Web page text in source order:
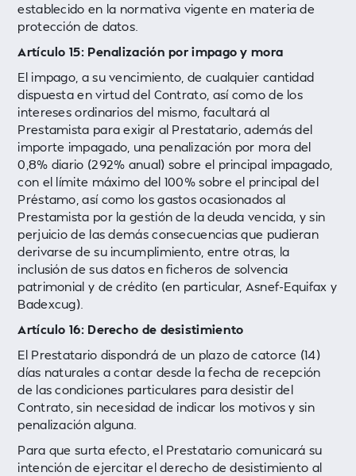
establecido en la normativa vigente en materia de
protección de datos.
Artículo 15: Penalización por impago y mora
El impago, a su vencimiento, de cualquier cantidad
dispuesta en virtud del Contrato, así como de los
intereses ordinarios del mismo, facultará al
Prestamista para exigir al Prestatario, además del
importe impagado, una penalización por mora del
0,8% diario (292% anual) sobre el principal impagado,
con el límite máximo del 100% sobre el principal del
Préstamo, así como los gastos ocasionados al
Prestamista por la gestión de la deuda vencida, y sin
perjuicio de las demás consecuencias que pudieran
derivarse de su incumplimiento, entre otras, la
inclusión de sus datos en ficheros de solvencia
patrimonial y de crédito (en particular, Asnef-Equifax y
Badexcug).
Artículo 16: Derecho de desistimiento
El Prestatario dispondrá de un plazo de catorce (14)
días naturales a contar desde la fecha de recepción
de las condiciones particulares para desistir del
Contrato, sin necesidad de indicar los motivos y sin
penalización alguna.
Para que surta efecto, el Prestatario comunicará su
intención de ejercitar el derecho de desistimiento al